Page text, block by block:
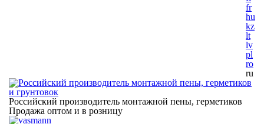
fr
hu
kz
lt
lv
pl
ro
ru
Российский производитель монтажной пены, герметиков
Продажа оптом и в розницу